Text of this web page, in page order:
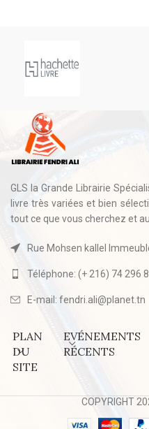
GLS la Grande Librairie
livre très variées et bien
tout ce que vous cherchez et
Rue Mohsen kallel
Téléphone: (+ 216) 74 296
E-mail: fendri.ali@planet.tn
PLAN
DU
SITE
EVÉNEMENTS
RÉCENTS
COPYRIGHT